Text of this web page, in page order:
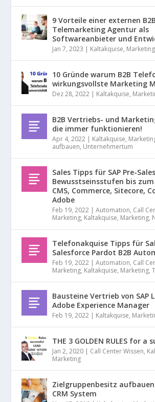
9 Vorteile einer externen B2B
Telemarketing Agentur als
Softwareanbieter und
Jan 7, 2023 | Kaltakquise, Marketing
10 Gründe warum B2B
wirkungsvollste Marketing
Dez 28, 2022 | Kaltakquise,
B2B Vertriebs- und
die immer funktionieren!
Apr 4, 2022 | Kaltakquise,
aufbauen, Unternehmertum
Sales Tipps für SAP Pre-
Bewusstseinsstufen bis
CMS, Commerce, Sitecore,
Adobe
Feb 19, 2022 |Automation, Call
Marketing, Kaltakquise, Marketing,
Telefonakquise Tipps für
Salesforce Pardot B2B
Feb 19, 2022 |Automation, Call
Marketing, Kaltakquise, Marketing,
Bausteine Vertrieb von SAP
Adobe Experience Manager
Feb 19, 2022 | Kaltakquise,
THE 3 GOLDEN RULES for a
Jan 2, 2020 | Call Center Wissen,
Marketing
Zielgruppenbesitz
CRM System